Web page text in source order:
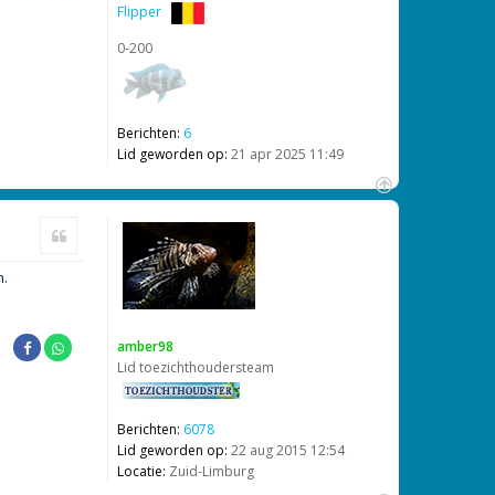
Flipper
0-200
Berichten: 6
Lid geworden op: 21 apr 2025 11:49
O
amber98
Lid toezichthoudersteam
Berichten: 6078
Lid geworden op: 22 aug 2015 12:54
Locatie: Zuid-Limburg